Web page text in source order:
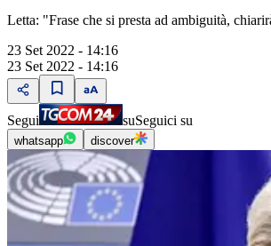
Letta: "Frase che si presta ad ambiguità,
23 Set 2022 - 14:16
23 Set 2022 - 14:16
Segui suSeguici su
whatsapp discover